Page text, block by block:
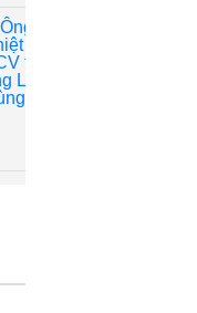
Ông Vũ Thế Phiệt vào HĐQT
ACV thay thế ông Lê Mạnh
Hùng
DOANH NGHIỆP